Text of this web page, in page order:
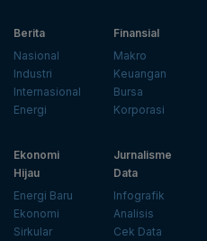
Berita
Nasional
Industri
Internasional
Energi
Finansial
Makro
Keuangan
Bursa
Korporasi
Ekonomi
Hijau
Energi Baru
Ekonomi
Sirkular
Jurnalisme
Data
Infografik
Analisis
Cek Data